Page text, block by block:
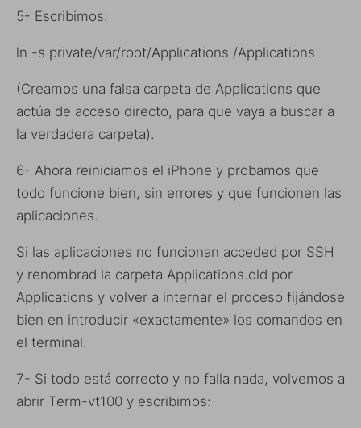
5- Escribimos:
ln -s private/var/root/Applications /Applications
(Creamos una falsa carpeta de Applications que
actúa de acceso directo, para que vaya a buscar a
la verdadera carpeta).
6- Ahora reiniciamos el iPhone y probamos que
todo funcione bien, sin errores y que funcionen las
aplicaciones.
Si las aplicaciones no funcionan acceded por SSH
y renombrad la carpeta Applications.old por
Applications y volver a internar el proceso fijándose
bien en introducir «exactamente» los comandos en
el terminal.
7- Si todo está correcto y no falla nada, volvemos a
abrir Term-vt100 y escribimos: